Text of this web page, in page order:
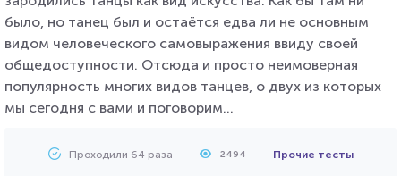
было, но танец был и остаётся едва ли не основным
видом человеческого самовыражения ввиду своей
общедоступности. Отсюда и просто неимоверная
популярность многих видов танцев, о двух из которых
мы сегодня с вами и поговорим...
Проходили 64 раза 2494 Прочие тесты